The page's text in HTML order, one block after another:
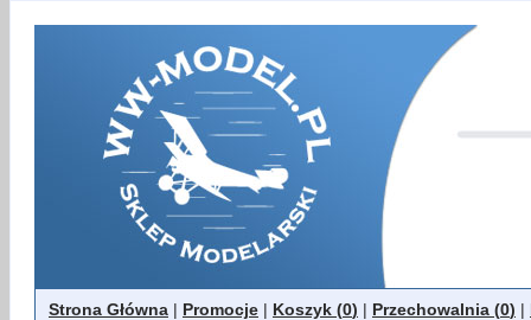
Strona Główna | Promocje | Koszyk (0) | Przechowalnia (0) |